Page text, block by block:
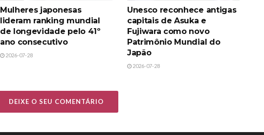
Mulheres japonesas
lideram ranking mundial
de longevidade pelo 41º
ano consecutivo
2026-07-28
Unesco reconhece antigas
capitais de Asuka e
Fujiwara como novo
Patrimônio Mundial do
Japão
2026-07-28
DEIXE O SEU COMENTÁRIO